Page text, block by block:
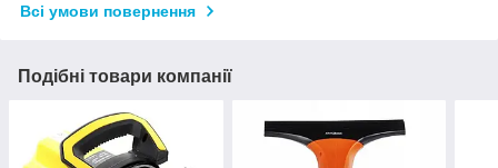
Всі умови повернення
Подібні товари компанії